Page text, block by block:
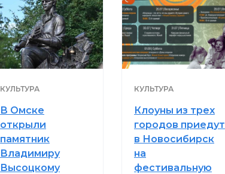
КУЛЬТУРА
В Омске
открыли
памятник
Владимиру
Высоцкому
КУЛЬТУРА
Клоуны из трех
городов приедут
в Новосибирск
на
фестивальную